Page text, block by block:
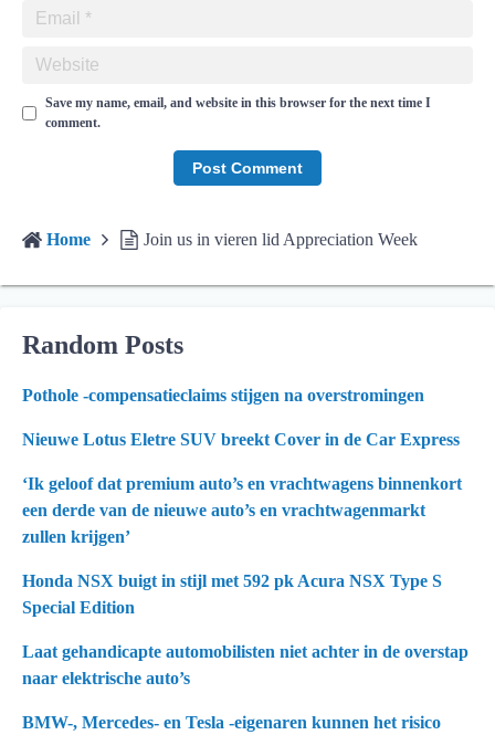
Save my name, email, and website in this browser for the next time I
comment.
Home Join us in vieren lid Appreciation Week
Random Posts
Pothole -compensatieclaims stijgen na overstromingen
Nieuwe Lotus Eletre SUV breekt Cover in de Car Express
‘Ik geloof dat premium auto’s en vrachtwagens binnenkort
een derde van de nieuwe auto’s en vrachtwagenmarkt
zullen krijgen’
Honda NSX buigt in stijl met 592 pk Acura NSX Type S
Special Edition
Laat gehandicapte automobilisten niet achter in de overstap
naar elektrische auto’s
BMW-, Mercedes- en Tesla -eigenaren kunnen het risico